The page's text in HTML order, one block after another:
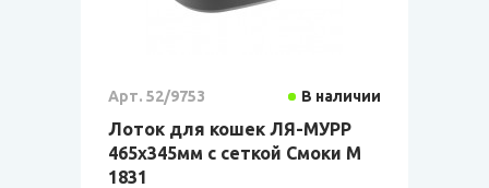
Арт. 52/9753 В наличии
Лоток для кошек ЛЯ-МУРР
465х345мм с сеткой Смоки М
1831